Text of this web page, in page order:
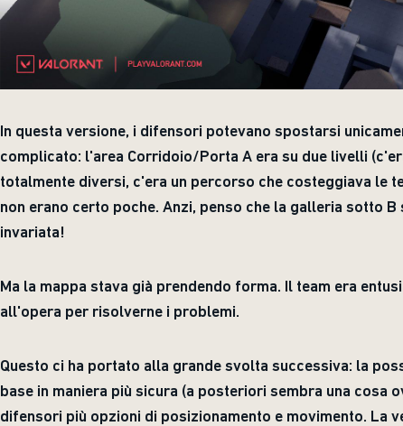
In questa versione, i difensori potevano spostarsi
complicato: l'area Corridoio/Porta A era su due livelli
totalmente diversi, c'era un percorso che costeggiava le
non erano certo poche. Anzi, penso che la galleria sotto
invariata!
Ma la mappa stava già prendendo forma. Il team era
all'opera per risolverne i problemi.
Questo ci ha portato alla grande svolta successiva: la
base in maniera più sicura (a posteriori sembra una cosa
difensori più opzioni di posizionamento e movimento. La